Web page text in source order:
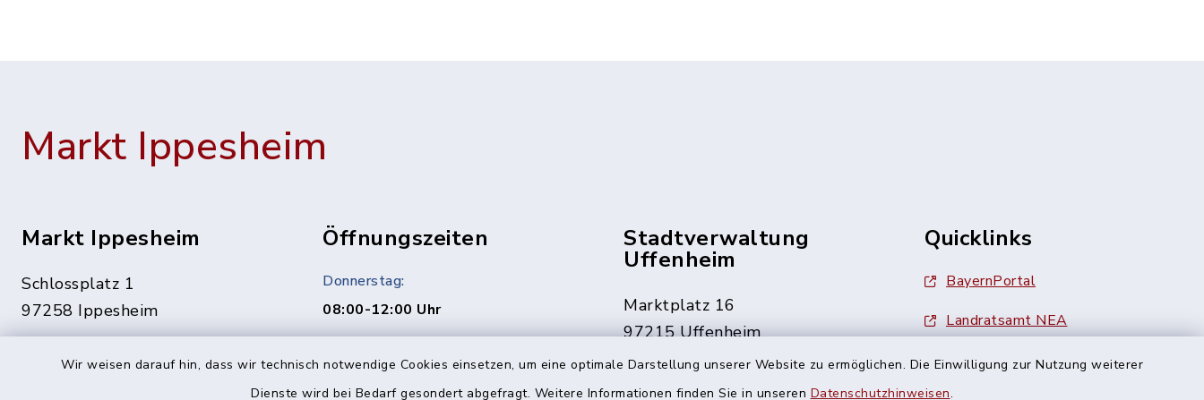
Wir weisen darauf hin, dass wir technisch notwendige Cookies einsetzen, um eine optimale Darstellung unserer Website zu ermöglichen. Die Einwilligung zur Nutzung weiterer
Dienste wird bei Bedarf gesondert abgefragt. Weitere Informationen finden Sie in unseren Datenschutzhinweisen.
Markt Ippesheim
Markt Ippesheim
Schlossplatz 1
97258 Ippesheim
Öffnungszeiten
Donnerstag:
08:00-12:00 Uhr
Vereinbarung.
Stadtverwaltung
Uffenheim
Marktplatz 16
97215 Uffenheim
09842 207-0
Quicklinks
BayernPortal
Landratsamt NEA
Finanzamt Uffenheim